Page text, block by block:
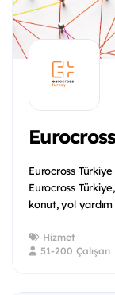
Eurocross
Eurocross
konut, yol
Hizmet
51-200 Çalışan